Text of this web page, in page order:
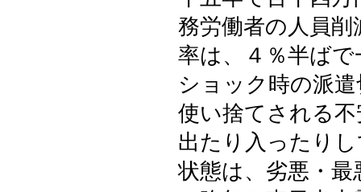
務労働者の人員
率は、４％半ば
ショック時の派
使い捨てされる
出たり入ったり
状態は、劣悪・最